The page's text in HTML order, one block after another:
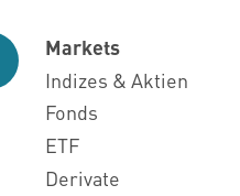
Markets
Indizes & Aktien
Fonds
ETF
Derivate